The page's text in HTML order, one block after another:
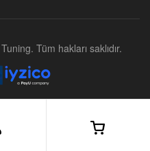
Tüm hakları saklıdır.